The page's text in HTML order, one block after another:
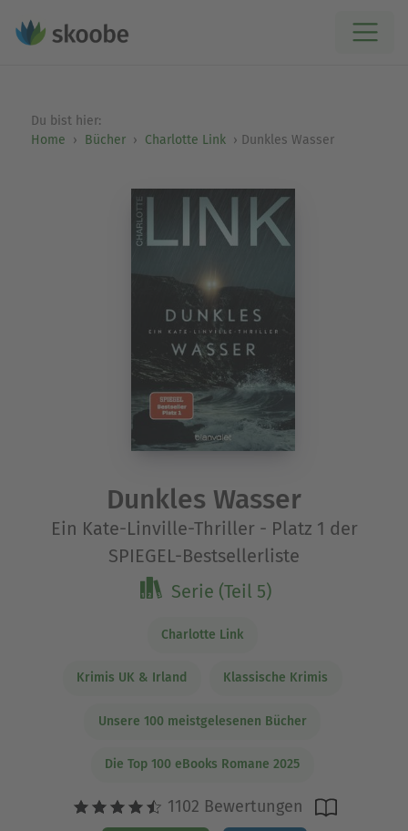
Du bist hier:
Home
Bücher Charlotte Link Dunkles Wasser
Dunkles Wasser
Ein Kate-Linville-Thriller - Platz 1 der
SPIEGEL-Bestsellerliste
Serie (Teil 5)
Charlotte Link
Krimis UK & Irland Klassische Krimis
Unsere 100 meistgelesenen Bücher
Die Top 100 eBooks Romane 2025
1102 Bewertungen